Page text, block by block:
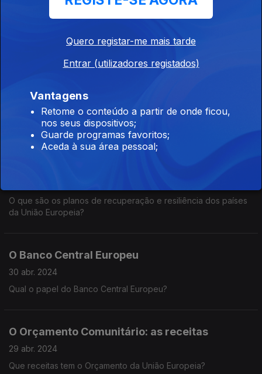
02 mai. 2024
Quais são as regras da dívida e do défice para os países da
Zona Euro?
O que são os planos de recuperação e resiliência dos países
da União Europeia?
O Banco Central Europeu
30 abr. 2024
Qual o papel do Banco Central Europeu?
O Orçamento Comunitário: as receitas
29 abr. 2024
Que receitas tem o Orçamento da União Europeia?
Quero registar-me mais tarde
Entrar (utilizadores registados)
Vantagens
Retome o conteúdo a partir de onde ficou,
nos seus dispositivos;
Guarde programas favoritos;
Aceda à sua área pessoal;